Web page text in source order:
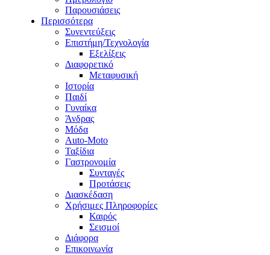
Παρουσιάσεις
Περισσότερα
Συνεντεύξεις
Επιστήμη/Τεχνολογία
Εξελίξεις
Διαφορετικό
Μεταφυσική
Ιστορία
Παιδί
Γυναίκα
Άνδρας
Μόδα
Auto-Moto
Ταξίδια
Γαστρονομία
Συνταγές
Προτάσεις
Διασκέδαση
Χρήσιμες Πληροφορίες
Καιρός
Σεισμοί
Διάφορα
Επικοινωνία